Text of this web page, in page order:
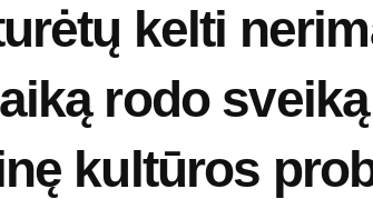
kelti
rodo
kultūros